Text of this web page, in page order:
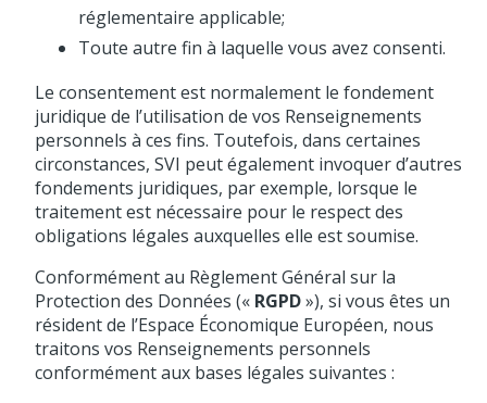
réglementaire applicable;
Toute autre fin à laquelle vous avez consenti.
Le consentement est normalement le fondement
juridique de l’utilisation de vos Renseignements
personnels à ces fins. Toutefois, dans certaines
circonstances, SVI peut également invoquer d’autres
fondements juridiques, par exemple, lorsque le
traitement est nécessaire pour le respect des
obligations légales auxquelles elle est soumise.
Conformément au Règlement Général sur la
Protection des Données (« RGPD»), si vous êtes un
résident de l’Espace Économique Européen, nous
traitons vos Renseignements personnels
conformément aux bases légales suivantes :